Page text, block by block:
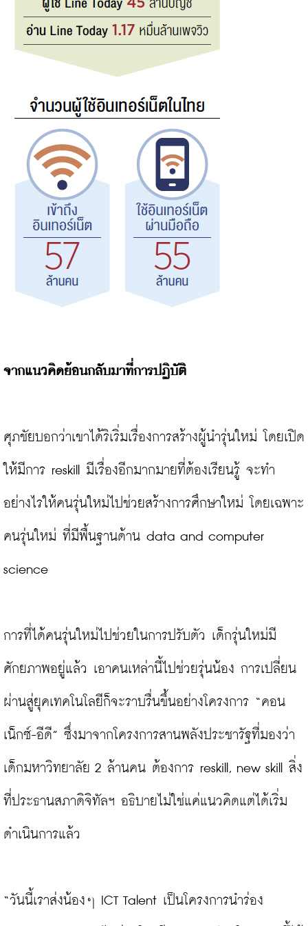
จากแนวคิดย้อนกลับมาที่การปฏิบัติ
ศุภชัยบอกว่าเขาได้ริเริ่มเรื่องการสร้างผู้นำรุ่นใหม่ โดยเปิด
ให้มีการ reskill มีเรื่องอีกมากมายที่ต้องเรียนรู้ จะทำ
อย่างไรให้คนรุ่นใหม่ไปช่วยสร้างการศึกษาใหม่ โดยเฉพาะ
คนรุ่นใหม่ ที่มีพื้นฐานด้าน data and computer
science
การที่ได้คนรุ่นใหม่ไปช่วยในการปรับตัว เด็กรุ่นใหม่มี
ศักยภาพอยู่แล้ว เอาคนเหล่านี้ไปช่วยรุ่นน้อง การเปลี่ยน
ผ่านสู่ยุคเทคโนโลยีก็จะราบรื่นขึ้นอย่างโครงการ “คอน
เน็กซ์-อีดี” ซึ่งมาจากโครงการสานพลังประชารัฐที่มองว่า
เด็กมหาวิทยาลัย 2 ล้านคน ต้องการ reskill, new skill สิ่ง
ที่ประธานสภาดิจิทัลฯ อธิบายไม่ใช่แค่แนวคิดแต่ได้เริ่ม
ดำเนินการแล้ว
“วันนี้เราส่งน้องๆ ICT Talent เป็นโครงการนำร่อง